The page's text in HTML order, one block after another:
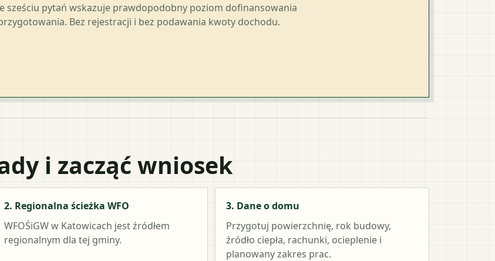
sześciu pytań wskazuje prawdopodobny poziom dofinansowania
Bez rejestracji i bez podawania kwoty dochodu.
i zacząć wniosek
2. Regionalna ścieżka WFO
WFOŚiGW w Katowicach jest źródłem
regionalnym dla tej gminy.
3. Dane o domu
Przygotuj powierzchnię, rok budowy,
źródło ciepła, rachunki, ocieplenie i
planowany zakres prac.